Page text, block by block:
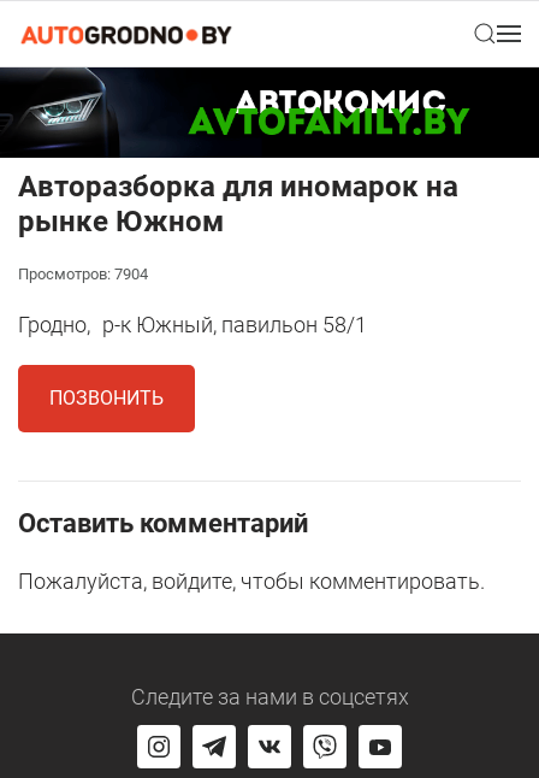
Авторазборка для иномарок на
рынке Южном
Просмотров: 7904
Гродно, р-к Южный, павильон 58/1
ПОЗВОНИТЬ
Оставить комментарий
Пожалуйста, войдите, чтобы комментировать.
Следите за нами в соцсетях